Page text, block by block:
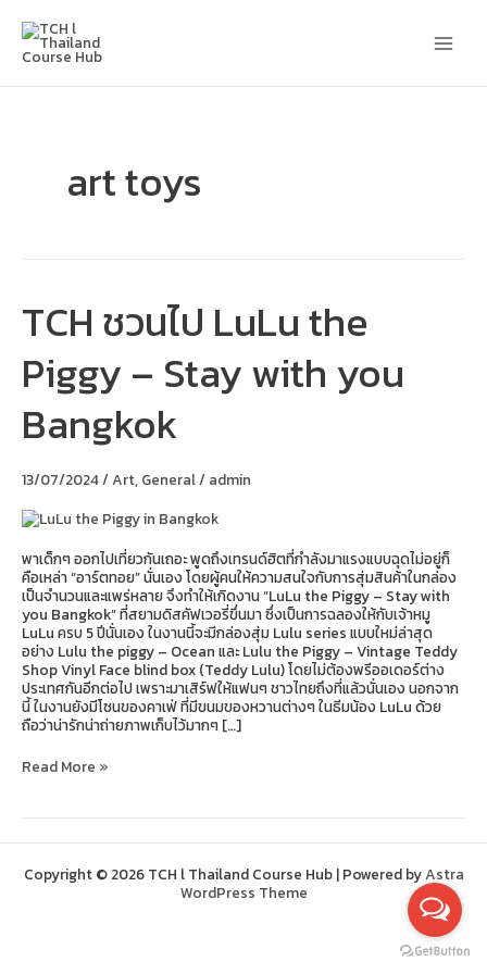
content
art toys
TCH ชวนไป LuLu the
Piggy – Stay with you
Bangkok
13/07/2024/Art, General/ admin
พาเด็กๆ ออกไปเที่ยวกันเถอะ พูดถึงเทรนด์ฮิตที่กำลังมาแรงแบบฉุดไม่อยู่ก็
คือเหล่า “อาร์ตทอย” นั่นเอง โดยผู้คนให้ความสนใจกับการสุ่มสินค้าในกล่อง
เป็นจำนวนและแพร่หลาย จึงทำให้เกิดงาน “LuLu the Piggy – Stay with
you Bangkok” ที่สยามดิสคัฟเวอรี่ขึ่นมา ซึ่งเป็นการฉลองให้กับเจ้าหมู
LuLu ครบ 5 ปีนั่นเอง ในงานนี้จะมีกล่องสุ่ม Lulu series แบบใหม่ล่าสุด
อย่าง Lulu the piggy – Ocean และ Lulu the Piggy – Vintage Teddy
Shop Vinyl Face blind box (Teddy Lulu) โดยไม่ต้องพรีออเดอร์ต่าง
ประเทศกันอีกต่อไป เพราะมาเสิร์ฟให้แฟนๆ ชาวไทยถึงที่แล้วนั่นเอง นอกจาก
นี้ ในงานยังมีโซนของคาเฟ่ ที่มีขนมของหวานต่างๆ ในธีมน้อง LuLu ด้วย
ถือว่าน่ารักน่าถ่ายภาพเก็บไว้มากๆ […]
ไป
LuLu
the
Piggy
–
Stay
you
Bangkok
Read More »
Copyright © 2026 TCH l Thailand Course Hub | Powered byAstra
WordPress Theme